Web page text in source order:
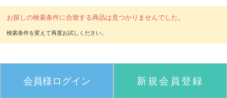
お探しの検索条件に合致する商品は見つかりませんでした。
会員様ログイン 新規会員登録